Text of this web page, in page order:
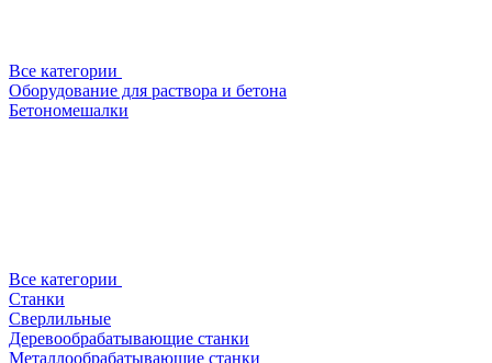
Все категории
Оборудование для раствора и бетона
Бетономешалки
Все категории
Станки
Сверлильные
Деревообрабатывающие станки
Металлообрабатывающие станки